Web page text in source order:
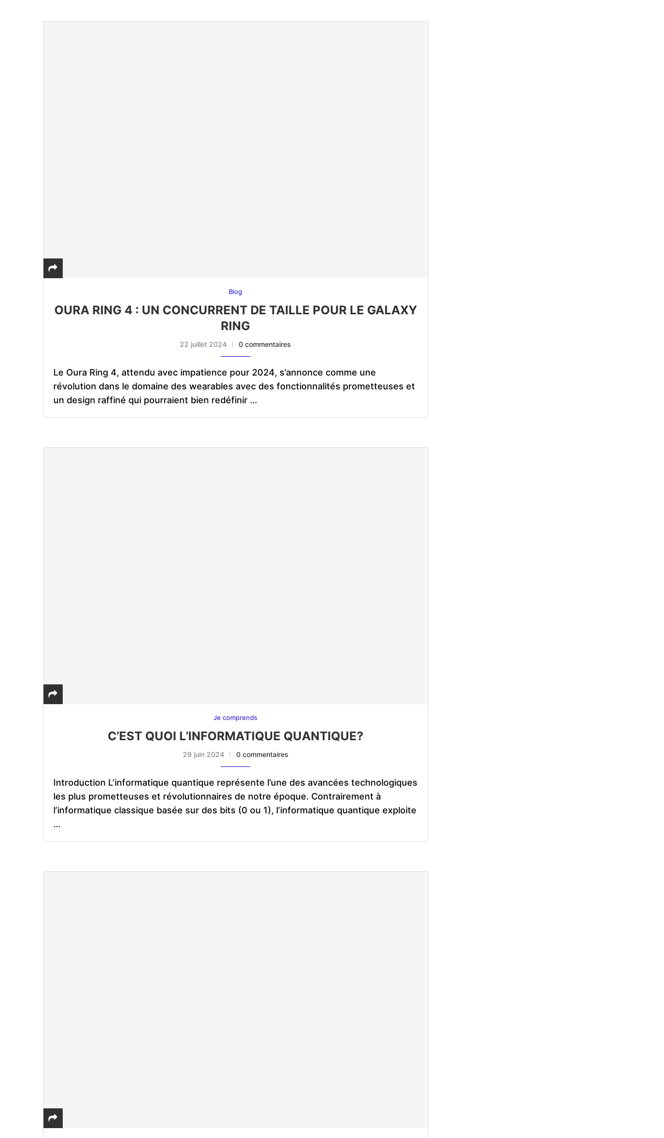
Blog
OURA RING 4 : UN CONCURRENT DE TAILLE POUR LE GALAXY
RING
22 juillet 2024 0 commentaires
Le Oura Ring 4, attendu avec impatience pour 2024, s’annonce comme une
révolution dans le domaine des wearables avec des fonctionnalités prometteuses et
un design raffiné qui pourraient bien redéfinir …
Je comprends
C’EST QUOI L’INFORMATIQUE QUANTIQUE?
29 juin 2024 0 commentaires
Introduction L’informatique quantique représente l’une des avancées technologiques
les plus prometteuses et révolutionnaires de notre époque. Contrairement à
l’informatique classique basée sur des bits (0 ou 1), l’informatique quantique exploite
…